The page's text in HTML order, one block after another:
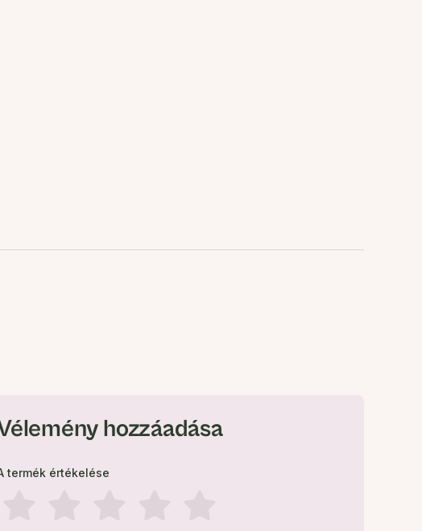
hozzáadása
termék értékelése